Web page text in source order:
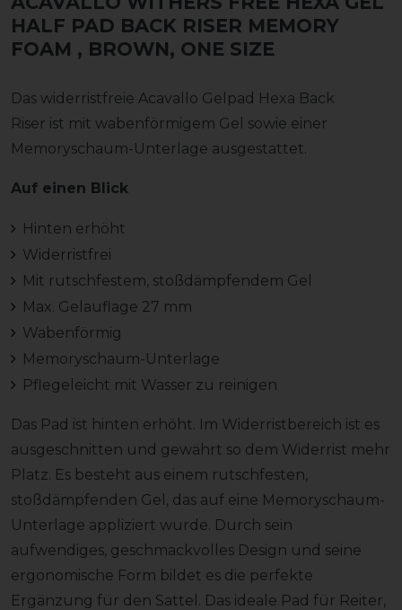
HALF PAD BACK RISER MEMORY
FOAM , BROWN, ONE SIZE
Das widerristfreie Acavallo Gelpad Hexa Back
Riser ist mit wabenförmigem Gel sowie einer
Memoryschaum-Unterlage ausgestattet.
Auf einen Blick
Hinten erhöht
Widerristfrei
Mit rutschfestem, stoßdämpfendem Gel
Max. Gelauflage 27 mm
Wabenförmig
Memoryschaum-Unterlage
Pflegeleicht mit Wasser zu reinigen
Das Pad ist hinten erhöht. Im Widerristbereich ist es
ausgeschnitten und gewährt so dem Widerrist mehr
Platz. Es besteht aus einem rutschfesten,
stoßdämpfenden Gel, das auf eine Memoryschaum-
Unterlage appliziert wurde. Durch sein
aufwendiges, geschmackvolles Design und seine
ergonomische Form bildet es die perfekte
Ergänzung für den Sattel. Das ideale Pad für Reiter,